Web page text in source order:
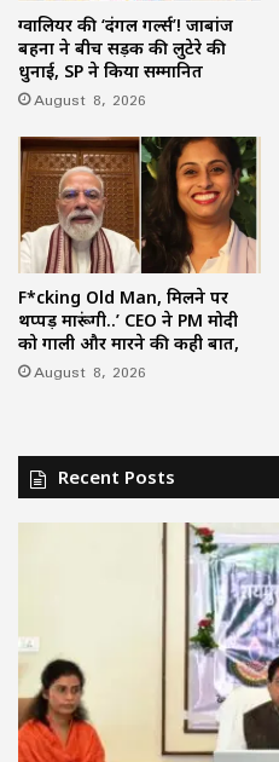
ग्वालियर की ‘दंगल गर्ल्स’! जाबांज
बहनों ने बीच सड़क की लुटेरे की
धुनाई, SP ने किया सम्मानित
August 8, 2026
F*cking Old Man, मिलने पर
थप्पड़ मारूंगी..’ CEO ने PM मोदी
को गाली और मारने की कही बात,
August 8, 2026
Recent Posts